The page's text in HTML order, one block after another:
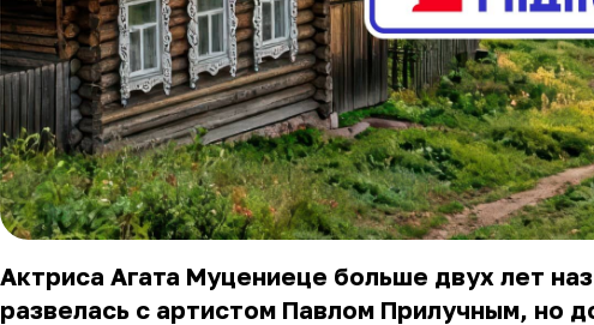
Актриса Агата Муцениеце больше двух лет
развелась с артистом Павлом Прилучным, но